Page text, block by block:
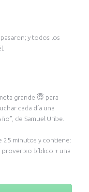
y todos los
grande 😇 para
cada día una
de Samuel Uribe.
25 minutos y contiene:
proverbio bíblico + una